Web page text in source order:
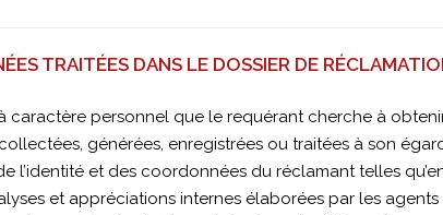
TRAITÉES DANS LE DOSSIER DE
caractère personnel que le requérant cherche à
générées, enregistrées ou traitées à son
l’identité et des coordonnées du réclamant telles
et appréciations internes élaborées par les